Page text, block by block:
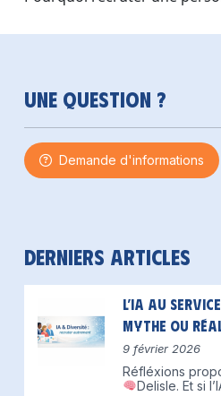
Une question ?
Demande d'informations
Derniers articles
L’IA au
mythe ou
9 février 2026
Réfléxions
Delisle. Et si